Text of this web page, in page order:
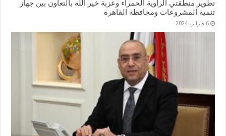
تطوير منطقتي الزاوية الحمراء وعزبة خير الله بالتعاون بين جهاز
تنمية المشروعات ومحافظة القاهرة
6 فبراير، 2024